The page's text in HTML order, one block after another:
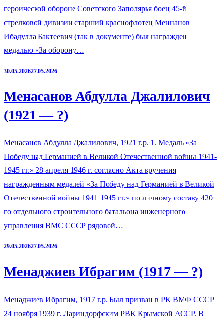
героической обороне Советского Заполярья боец 45-й
стрелковой дивизии старший краснофлотец Меннанов
Ибадулла Бактеевич (так в документе) был награжден
медалью «За оборону…
30.05.202627.05.2026
Менасанов Абдулла Джалилович
(1921 — ?)
Менасанов Абдулла Джалилович, 1921 г.р. 1. Медаль «За
Победу над Германией в Великой Отечественной войны 1941-
1945 гг.» 28 апреля 1946 г. согласно Акта вручения
награжденным медалей «За Победу над Германией в Великой
Отечественной войны 1941-1945 гг.» по личному составу 420-
го отдельного строительного батальона инженерного
управления ВМС СССР рядовой…
29.05.202627.05.2026
Менаджиев Ибрагим (1917 — ?)
Менаджиев Ибрагим, 1917 г.р. Был призван в РК ВМФ СССР
24 ноября 1939 г. Лариндорфским РВК Крымской АССР. В